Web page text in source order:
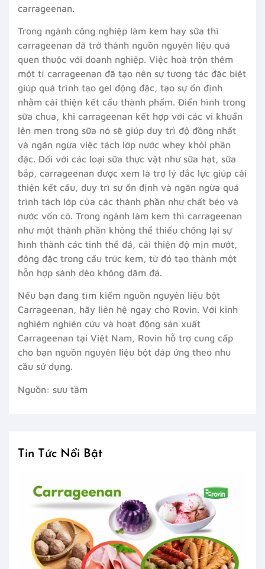
carrageenan.
Trong ngành công nghiệp làm kem hay sữa thì
carrageenan đã trở thành nguồn nguyên liệu quá
quen thuộc với doanh nghiệp. Việc hoà trộn thêm
một tí carrageenan đã tạo nên sự tương tác đặc biệt
giúp quá trình tạo gel động đặc, tạo sự ổn định
nhằm cải thiện kết cấu thành phẩm. Điển hình trong
sữa chua, khi carrageenan kết hợp với các vi khuẩn
lên men trong sữa nó sẽ giúp duy trì độ đồng nhất
và ngăn ngừa việc tách lớp nước whey khỏi phần
đặc. Đối với các loại sữa thực vật như sữa hạt, sữa
bắp, carrageenan được xem là trợ lý đắc lực giúp cải
thiện kết cấu, duy trì sự ổn định và ngăn ngừa quá
trình tách lớp của các thành phần như chất béo và
nước vốn có. Trong ngành làm kem thì carrageenan
như một thành phần không thể thiếu chống lại sự
hình thành các tinh thể đá, cải thiện độ mịn mướt,
đông đặc trong cấu trúc kem, từ đó tạo thành một
hỗn hợp sánh dẻo không dăm đá.
Nếu bạn đang tìm kiếm nguồn nguyên liệu bột
Carrageenan, hãy liên hệ ngay cho Rovin. Với kinh
nghiệm nghiên cứu và hoạt động sản xuất
Carrageenan tại Việt Nam, Rovin hỗ trợ cung cấp
cho bạn nguồn nguyên liệu bột đáp ứng theo nhu
cầu sử dụng.
Nguồn: sưu tầm
Tin Tức Nổi Bật